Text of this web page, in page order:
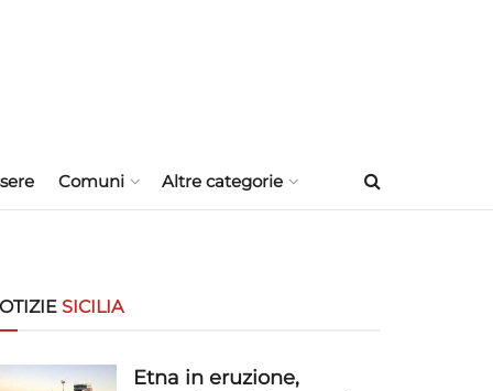
Comuni Altre categorie
SICILIA
Etna in eruzione,